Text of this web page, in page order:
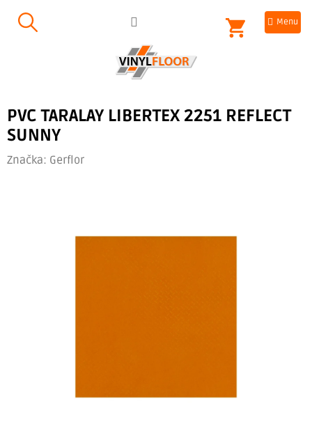
NÁKUPNÍ
KOŠÍK
PVC TARALAY LIBERTEX 2251 REFLECT
SUNNY
Značka: Gerflor